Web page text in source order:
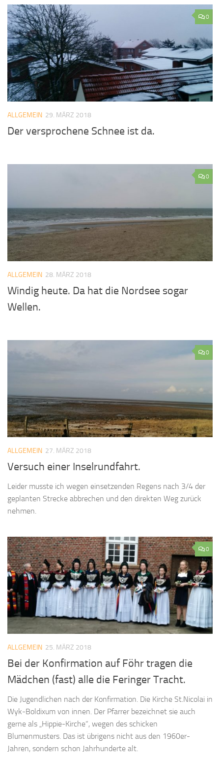
0
ALLGEMEIN 29. MÄRZ 2018
Der versprochene Schnee ist da.
0
ALLGEMEIN 28. MÄRZ 2018
Windig heute. Da hat die Nordsee sogar
Wellen.
0
ALLGEMEIN 27. MÄRZ 2018
Versuch einer Inselrundfahrt.
Leider musste ich wegen einsetzenden Regens nach 3/4 der
geplanten Strecke abbrechen und den direkten Weg zurück
nehmen.
0
ALLGEMEIN 25. MÄRZ 2018
Bei der Konfirmation auf Föhr tragen die
Mädchen (fast) alle die Feringer Tracht.
Die Jugendlichen nach der Konfirmation. Die Kirche St.Nicolai in
Wyk-Boldixum von innen. Der Pfarrer bezeichnet sie auch
gerne als „Hippie-Kirche“, wegen des schicken
Blumenmusters. Das ist übrigens nicht aus den 1960er-
Jahren, sondern schon Jahrhunderte alt.